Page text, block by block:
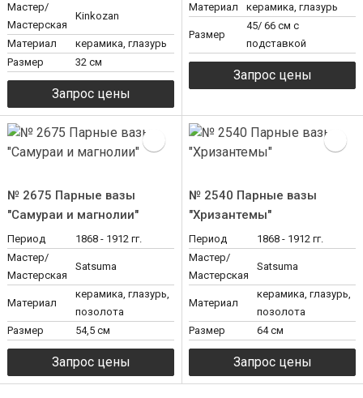
Мастер/
Мастерская
Kinkozan
Материал
керамика, глазурь
Размер
32 см
Материал
керамика, глазурь
Размер
45/ 66 см с
подставкой
№ 2675 Парные вазы
"Самураи и магнолии"
Период
1868 - 1912 гг.
Мастер/
Мастерская
Satsuma
Материал
керамика, глазурь,
позолота
Размер
54,5 см
№ 2540 Парные вазы
"Хризантемы"
Период
1868 - 1912 гг.
Мастер/
Мастерская
Satsuma
Материал
керамика, глазурь,
позолота
Размер
64 см